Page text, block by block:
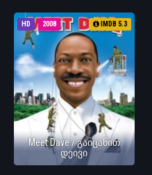
HD 2008 IMDB 5.3
Meet Dave / გაიცანით
დეივი